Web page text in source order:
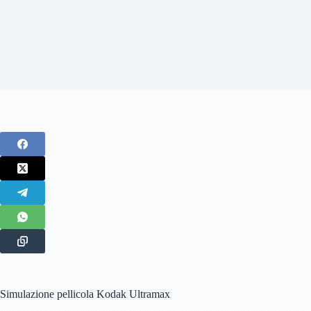
Simulazione pellicola Kodak Ultramax